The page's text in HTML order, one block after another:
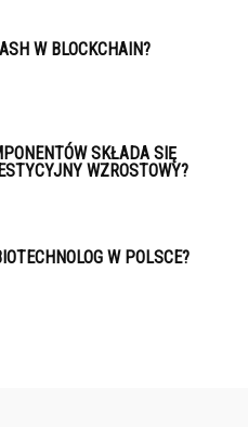
W BLOCKCHAIN?
SKŁADA SIĘ
WZROSTOWY?
W POLSCE?